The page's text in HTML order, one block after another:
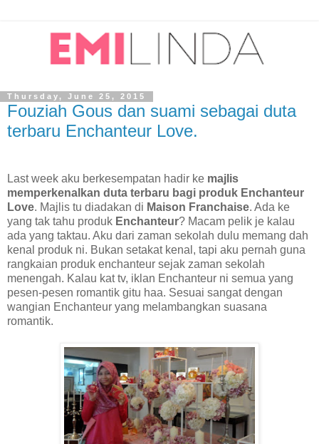
Thursday, June 25, 2015
Fouziah Gous dan suami sebagai duta
terbaru Enchanteur Love.
Last week aku berkesempatan hadir ke majlis
memperkenalkan duta terbaru bagi produk Enchanteur
Love. Majlis tu diadakan di Maison Franchaise. Ada ke
yang tak tahu produk Enchanteur? Macam pelik je kalau
ada yang taktau. Aku dari zaman sekolah dulu memang dah
kenal produk ni. Bukan setakat kenal, tapi aku pernah guna
rangkaian produk enchanteur sejak zaman sekolah
menengah. Kalau kat tv, iklan Enchanteur ni semua yang
pesen-pesen romantik gitu haa. Sesuai sangat dengan
wangian Enchanteur yang melambangkan suasana
romantik.